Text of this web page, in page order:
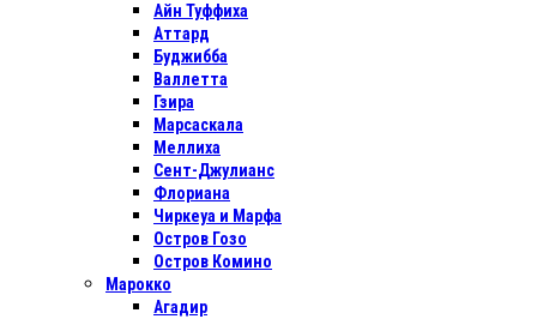
Айн Туффиха
Аттард
Буджибба
Валлетта
Гзира
Марсаскала
Меллиха
Сент-Джулианс
Флориана
Чиркеуа и Марфа
Остров Гозо
Остров Комино
Марокко
Агадир